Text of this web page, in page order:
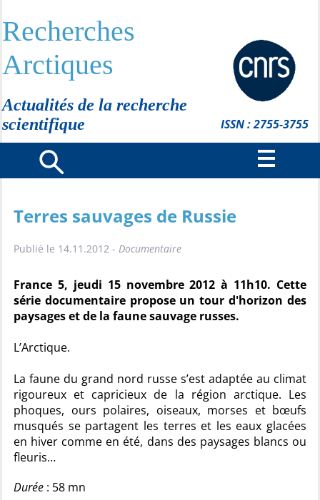
Recherches
Arctiques
Actualités de la recherche
scientifique
ISSN : 2755-3755
Terres sauvages de Russie
Publié le 14.11.2012 - Documentaire
France 5, jeudi 15 novembre 2012 à 11h10. Cette
série documentaire propose un tour d'horizon des
paysages et de la faune sauvage russes.
L’Arctique.
La faune du grand nord russe s’est adaptée au climat
rigoureux et capricieux de la région arctique. Les
phoques, ours polaires, oiseaux, morses et bœufs
musqués se partagent les terres et les eaux glacées
en hiver comme en été, dans des paysages blancs ou
fleuris…
Durée : 58 mn